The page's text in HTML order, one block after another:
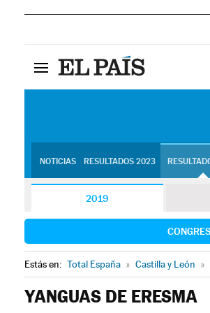
NOTICIAS RESULTADOS 2023
2019
Estás en: Total España » Castilla y León »
YANGUAS DE ERESMA